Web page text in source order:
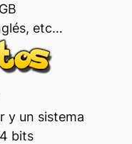
etc…
y un sistema
bits